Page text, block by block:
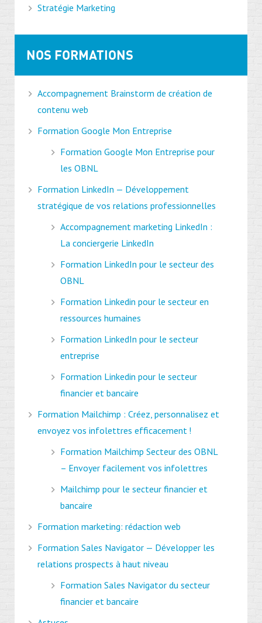
Stratégie Marketing
NOS FORMATIONS
Accompagnement Brainstorm de création de
contenu web
Formation Google Mon Entreprise
Formation Google Mon Entreprise pour
les OBNL
Formation LinkedIn — Développement
stratégique de vos relations professionnelles
Accompagnement marketing LinkedIn :
La conciergerie LinkedIn
Formation LinkedIn pour le secteur des
OBNL
Formation Linkedin pour le secteur en
ressources humaines
Formation LinkedIn pour le secteur
entreprise
Formation Linkedin pour le secteur
financier et bancaire
Formation Mailchimp : Créez, personnalisez et
envoyez vos infolettres efficacement !
Formation Mailchimp Secteur des OBNL
– Envoyer facilement vos infolettres
Mailchimp pour le secteur financier et
bancaire
Formation marketing: rédaction web
Formation Sales Navigator — Développer les
relations prospects à haut niveau
Formation Sales Navigator du secteur
financier et bancaire